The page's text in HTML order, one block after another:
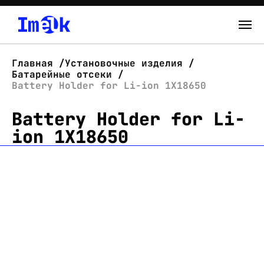
О нас
Новости
Склад
Главная
Установочные изделия
Батарейные отсеки
Battery Holder for Li-ion 1X18650
Battery Holder for Li-
ion 1X18650